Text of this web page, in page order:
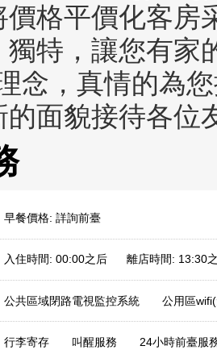
價格平價化客房
特，讓您有家
念，真情的為
的面貌接待各位
早餐價格: 詳詢前臺
入住時間: 00:00之后 離店時間: 13:30
公共區域閉路電視監控系統 公用區
行李寄存 叫醒服務 24小時前臺服